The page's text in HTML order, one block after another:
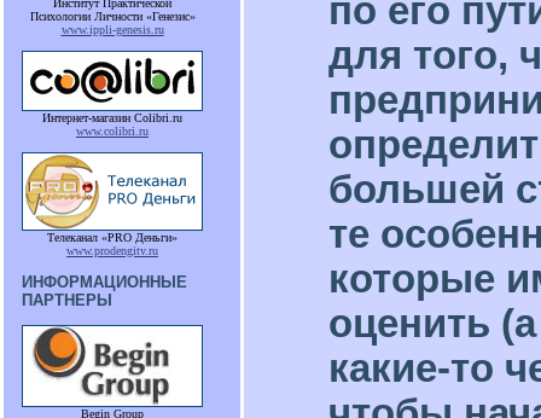
Психологии Личности «Генезис»
www.ippli-genesis.ru
Интернет-магазин Colibri.ru
www.colibri.ru
Телеканал «PRO Деньги»
www.prodengitv.ru
ИНФОРМАЦИОННЫЕ
ПАРТНЕРЫ
Begin Group
по его
для того,
большей
те
которые
оценить
какие-то